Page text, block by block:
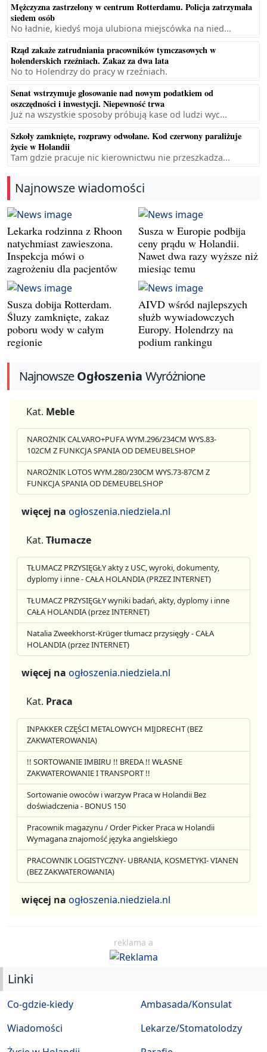
Mężczyzna zastrzelony w centrum Rotterdamu. Policja zatrzymała
siedem osób
No ładnie, kiedyś moja ulubiona miejscówka na nied...
Rząd zakaże zatrudniania pracowników tymczasowych w
holenderskich rzeźniach. Zakaz za dwa lata
No to Holendrzy do pracy w rzeźniach.
Senat wstrzymuje głosowanie nad nowym podatkiem od
oszczędności i inwestycji. Niepewność trwa
Już na wszystkie sposoby próbują kase od ludzi wyc...
Szkoły zamknięte, rozprawy odwołane. Kod czerwony paraliżuje
życie w Holandii
Tam gdzie pracuje nic kierownictwu nie przeszkadza...
Najnowsze wiadomości
Lekarka rodzinna z Rhoon
natychmiast zawieszona.
Inspekcja mówi o
zagrożeniu dla pacjentów
Susza w Europie podbija
ceny prądu w Holandii.
Nawet dwa razy wyższe niż
miesiąc temu
Susza dobija Rotterdam.
Śluzy zamknięte, zakaz
poboru wody w całym
regionie
AIVD wśród najlepszych
służb wywiadowczych
Europy. Holendrzy na
podium rankingu
NajnowszeOgłoszenia Wyróżnione
Kat. Meble
NAROŻNIK CALVARO+PUFA WYM.296/234CM WYS.83-
102CM Z FUNKCJA SPANIA OD DEMEUBELSHOP
NAROŻNIK LOTOS WYM.280/230CM WYS.73-87CM Z
FUNKCJA SPANIA OD DEMEUBELSHOP
więcej na ogłoszenia.niedziela.nl
Kat. Tłumacze
TŁUMACZ PRZYSIĘGŁY akty z USC, wyroki, dokumenty,
dyplomy i inne - CAŁA HOLANDIA (PRZEZ INTERNET)
TŁUMACZ PRZYSIĘGŁY wyniki badań, akty, dyplomy i inne
CAŁA HOLANDIA (przez INTERNET)
Natalia Zweekhorst-Krüger tłumacz przysięgły - CAŁA
HOLANDIA (przez INTERNET)
więcej na ogłoszenia.niedziela.nl
Kat. Praca
INPAKKER CZĘŚCI METALOWYCH MIJDRECHT (BEZ
ZAKWATEROWANIA)
!! SORTOWANIE IMBIRU !! BREDA !! WŁASNE
ZAKWATEROWANIE I TRANSPORT !!
Sortowanie owoców i warzyw Praca w Holandii Bez
doświadczenia - BONUS 150
Pracownik magazynu / Order Picker Praca w Holandii
Wymagana znajomość języka angielskiego
PRACOWNIK LOGISTYCZNY- UBRANIA, KOSMETYKI- VIANEN
(BEZ ZAKWATEROWANIA)
więcej na ogłoszenia.niedziela.nl
reklama a
Linki
Co-gdzie-kiedy
Wiadomości
Ambasada/Konsulat
Lekarze/Stomatolodzy